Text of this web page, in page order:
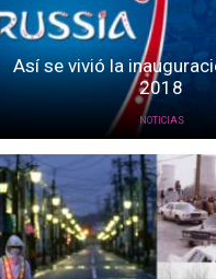
Así se vivió la
2018
NOTICIAS